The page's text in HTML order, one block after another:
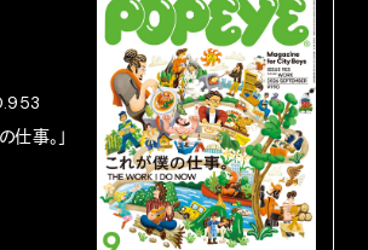
仕事。」